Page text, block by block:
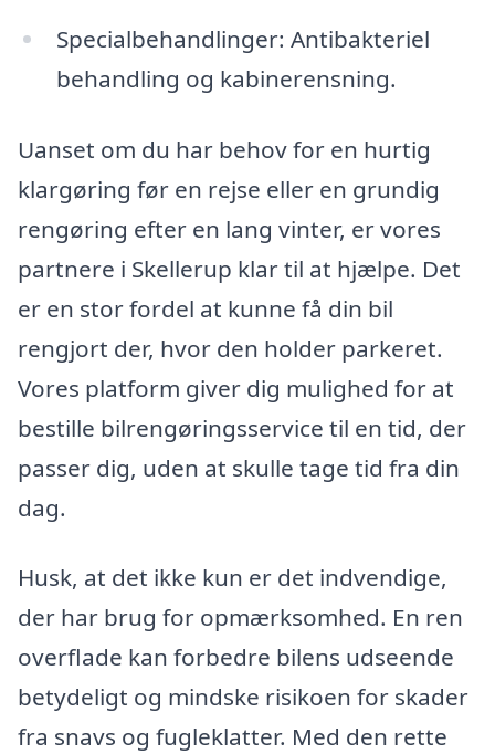
Specialbehandlinger: Antibakteriel
behandling og kabinerensning.
Uanset om du har behov for en hurtig
klargøring før en rejse eller en grundig
rengøring efter en lang vinter, er vores
partnere i Skellerup klar til at hjælpe. Det
er en stor fordel at kunne få din bil
rengjort der, hvor den holder parkeret.
Vores platform giver dig mulighed for at
bestille bilrengøringsservice til en tid, der
passer dig, uden at skulle tage tid fra din
dag.
Husk, at det ikke kun er det indvendige,
der har brug for opmærksomhed. En ren
overflade kan forbedre bilens udseende
betydeligt og mindske risikoen for skader
fra snavs og fugleklatter. Med den rette